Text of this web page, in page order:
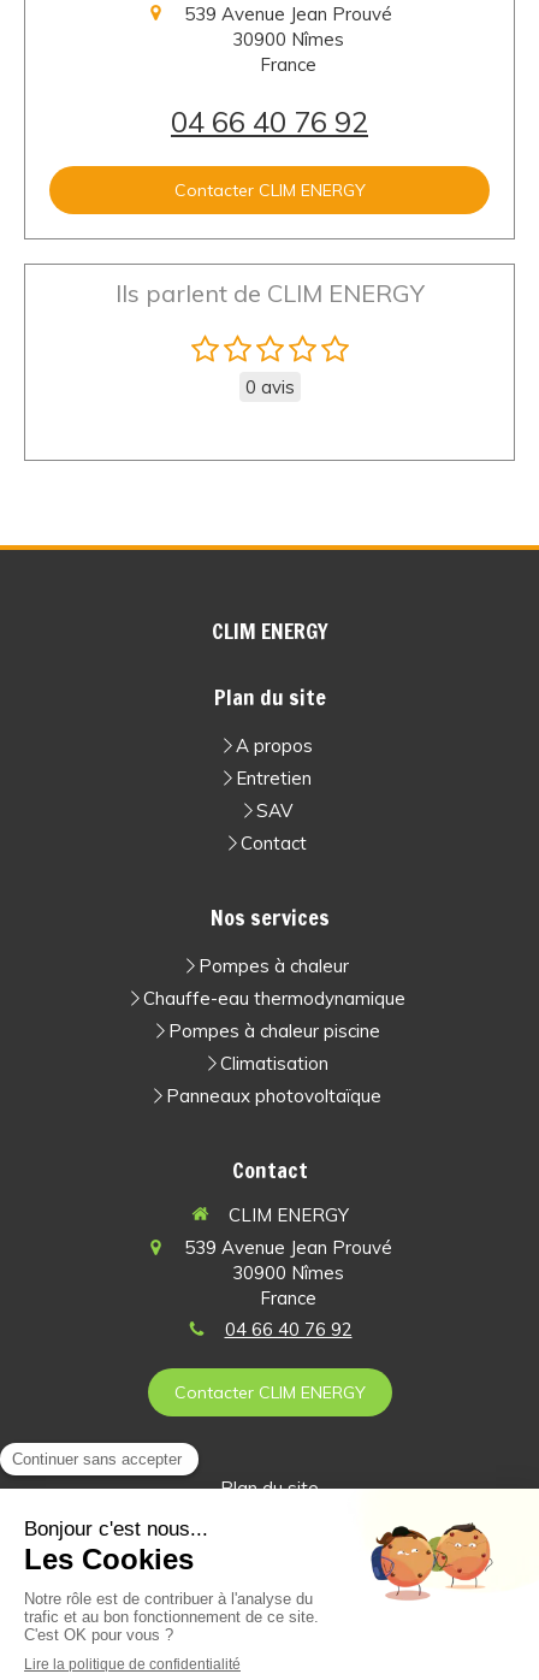
539 Avenue Jean Prouvé
30900 Nîmes
France
04 66 40 76 92
Contacter CLIM ENERGY
Ils parlent de CLIM ENERGY
0 avis
CLIM ENERGY
Plan du site
A propos
Entretien
SAV
Contact
Nos services
Pompes à chaleur
Chauffe-eau thermodynamique
Pompes à chaleur piscine
Climatisation
Panneaux photovoltaïque
Contact
CLIM ENERGY
539 Avenue Jean Prouvé
30900 Nîmes
France
04 66 40 76 92
Contacter CLIM ENERGY
Plan du site
Création et référencement du site par Simplébo